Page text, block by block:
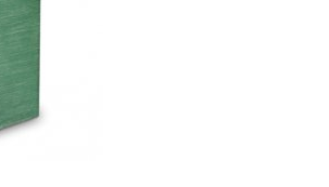
Otras velas tradicionales
Acceder / Crear cuenta